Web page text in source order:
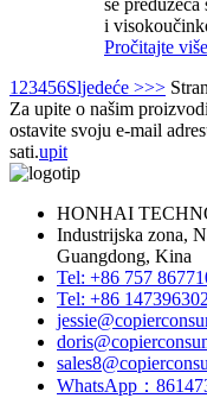
se
i
Pročitajte više
1 23456Sljedeće >>>
Za upite o našim
ostavite svoju e-mail
sati.upit
HONHAI
Industrijska zona,
Guangdong, Kina
Tel: +86 757
Tel: +86
WhatsApp：